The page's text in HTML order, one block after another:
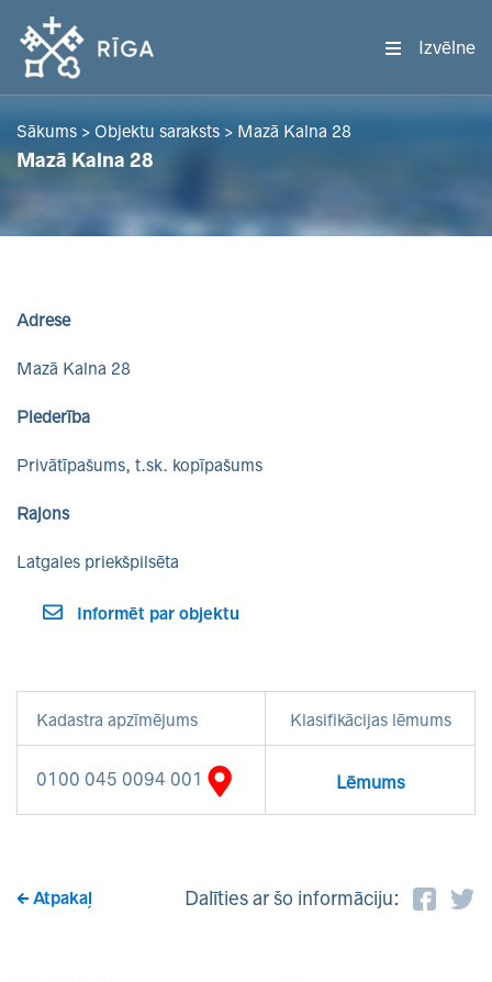
Izvēlne
Sākums > Objektu saraksts > Mazā Kalna 28
Mazā Kalna 28
Adrese
Mazā Kalna 28
Piederība
Privātīpašums, t.sk. kopīpašums
Rajons
Latgales priekšpilsēta
Informēt par objektu
Kadastra apzīmējums Klasifikācijas lēmums
0100 045 0094 001 Lēmums
Atpakaļ Dalīties ar šo informāciju: